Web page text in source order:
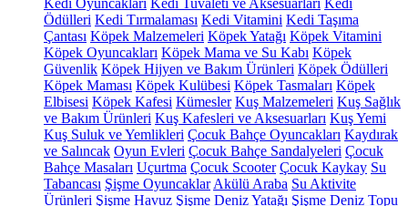
Kedi Oyuncakları Kedi Tuvaleti ve Aksesuarları Kedi
Ödülleri Kedi Tırmalaması Kedi Vitamini Kedi Taşıma
Çantası Köpek Malzemeleri Köpek Yatağı Köpek Vitamini
Köpek Oyuncakları Köpek Mama ve Su Kabı Köpek
Güvenlik Köpek Hijyen ve Bakım Ürünleri Köpek Ödülleri
Köpek Maması Köpek Kulübesi Köpek Tasmaları Köpek
Elbisesi Köpek Kafesi Kümesler Kuş Malzemeleri Kuş Sağlık
ve Bakım Ürünleri Kuş Kafesleri ve Aksesuarları Kuş Yemi
Kuş Suluk ve Yemlikleri Çocuk Bahçe Oyuncakları Kaydırak
ve Salıncak Oyun Evleri Çocuk Bahçe Sandalyeleri Çocuk
Bahçe Masaları Uçurtma Çocuk Scooter Çocuk Kaykay Su
Tabancası Şişme Oyuncaklar Akülü Araba Su Aktivite
Ürünleri Şişme Havuz Şişme Deniz Yatağı Şişme Deniz Topu